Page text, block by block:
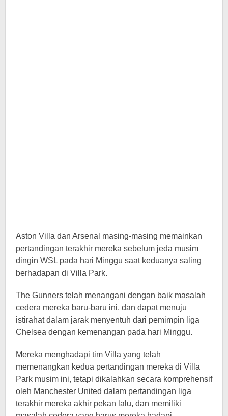
Aston Villa dan Arsenal masing-masing memainkan
pertandingan terakhir mereka sebelum jeda musim
dingin WSL pada hari Minggu saat keduanya saling
berhadapan di Villa Park.
The Gunners telah menangani dengan baik masalah
cedera mereka baru-baru ini, dan dapat menuju
istirahat dalam jarak menyentuh dari pemimpin liga
Chelsea dengan kemenangan pada hari Minggu.
Mereka menghadapi tim Villa yang telah
memenangkan kedua pertandingan mereka di Villa
Park musim ini, tetapi dikalahkan secara komprehensif
oleh Manchester United dalam pertandingan liga
terakhir mereka akhir pekan lalu, dan memiliki